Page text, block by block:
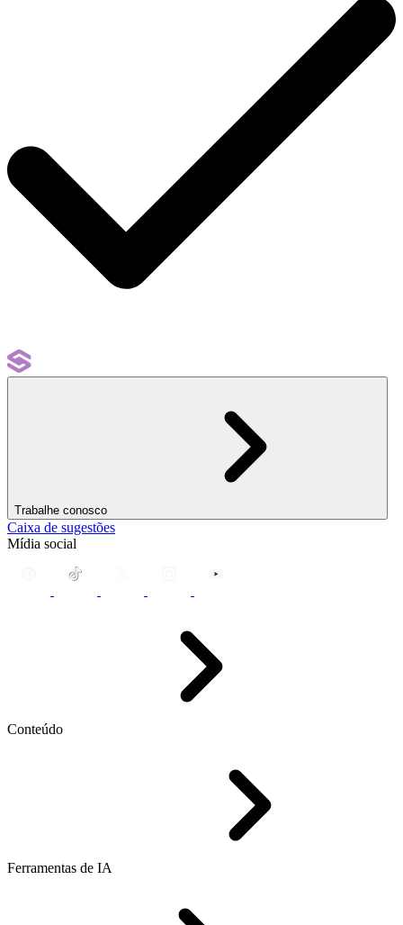
Trabalhe conosco
Caixa de sugestões
Mídia social
Conteúdo
Ferramentas de IA